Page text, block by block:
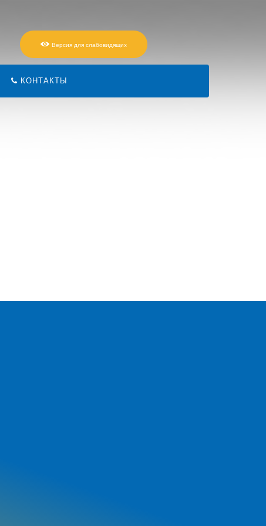
Версия для слабовидящих
КОНТАКТЫ